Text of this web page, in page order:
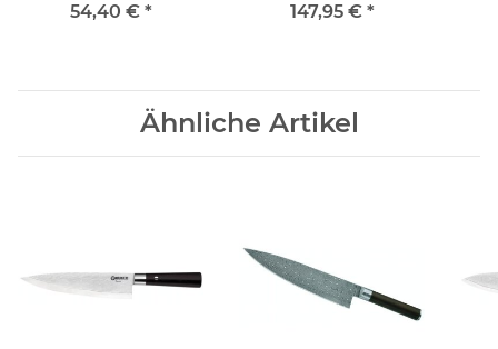
54,40 € *
147,95 € *
Ähnliche Artikel